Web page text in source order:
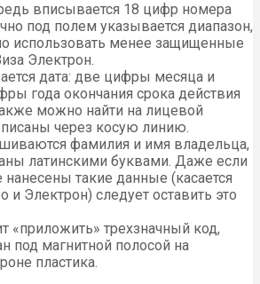
вписывается 18 цифр номера
под полем указывается диапазон,
использовать менее защищенные
Электрон.
дата: две цифры месяца и
года окончания срока действия
можно найти на лицевой
через косую линию.
фамилия и имя владельца,
латинскими буквами. Даже если
нанесены такие данные (касается
и Электрон) следует оставить это
«приложить» трехзначный код,
под магнитной полосой на
пластика.